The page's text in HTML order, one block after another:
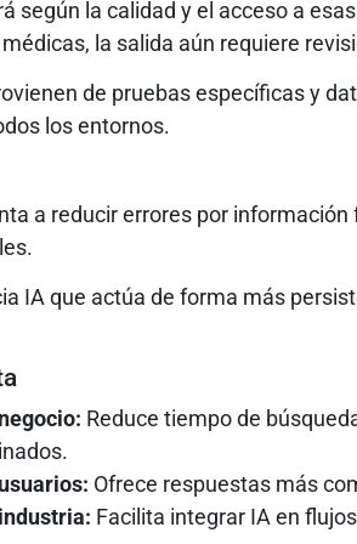
según la calidad y el acceso a
la salida aún requiere
de pruebas específicas y
los entornos.
a reducir errores por
IA que actúa de forma más
Reduce tiempo de
Ofrece respuestas más
Facilita integrar IA en